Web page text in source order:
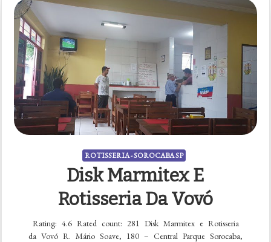
ROTISSERIA - SOROCABA SP
Disk Marmitex E
Rotisseria Da Vovó
Rating: 4.6 Rated count: 281 Disk Marmitex e Rotisseria
da Vovó R. Mário Soave, 180 – Central Parque Sorocaba,